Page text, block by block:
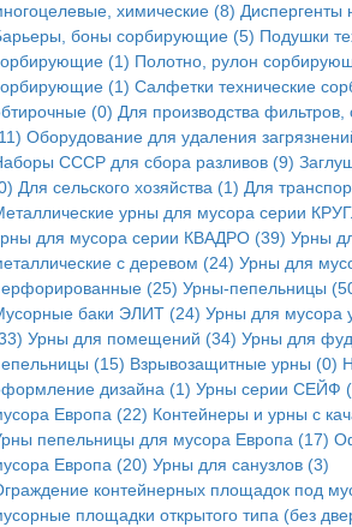
химические (8) Диспергенты
боны сорбирующие (5) Подушки
(1) Полотно, рулон
(1) Салфетки технические
(0) Для производства
Оборудование для удаления
СССР для сбора разливов (9)
Для сельского хозяйства (1) Для
урны для мусора серии
для мусора серии КВАДРО (39) Урны
с деревом (24) Урны для
(25) Урны-пепельницы
баки ЭЛИТ (24) Урны для мусора
Урны для помещений (34) Урны для
(15) Взрывозащитные урны (0)
дизайна (1) Урны серии СЕЙФ
Европа (22) Контейнеры и урны с
пепельницы для мусора Европа (17)
Европа (20) Урны для санузлов (3)
контейнерных площадок под
площадки открытого типа (без